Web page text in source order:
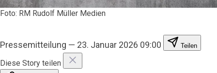
Foto: RM Rudolf Müller Medien
Pressemitteilung — 23. Januar 2026 09:00 Teilen
Diese Story teilen